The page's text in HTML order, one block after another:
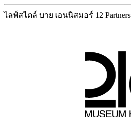
ไลฟ์สไตล์ บาย เอนนิสมอร์ 12 Partners